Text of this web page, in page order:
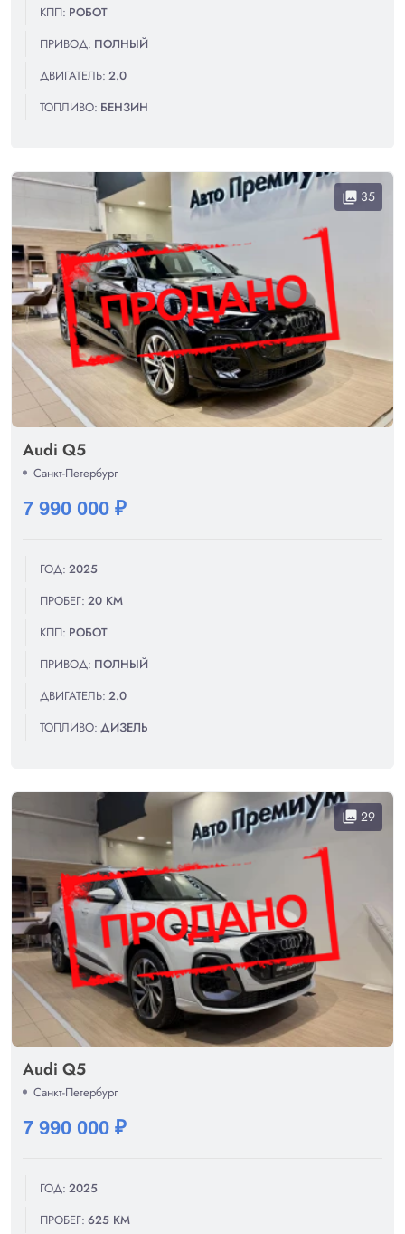
КПП: РОБОТ
ПРИВОД: ПОЛНЫЙ
ДВИГАТЕЛЬ: 2.0
ТОПЛИВО: БЕНЗИН
collections 35
Audi Q5
Санкт-Петербург
7 990 000 ₽
ГОД: 2025
ПРОБЕГ: 20 КМ
КПП: РОБОТ
ПРИВОД: ПОЛНЫЙ
ДВИГАТЕЛЬ: 2.0
ТОПЛИВО: ДИЗЕЛЬ
collections 29
Audi Q5
Санкт-Петербург
7 990 000 ₽
ГОД: 2025
ПРОБЕГ: 625 КМ